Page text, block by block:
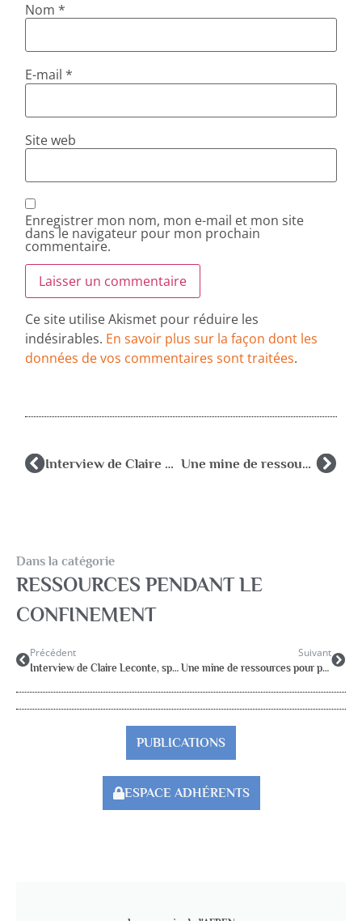
Nom*
E-mail*
Site web
Enregistrer mon nom, mon e-mail et mon site
dans le navigateur pour mon prochain
commentaire.
Ce site utilise Akismet pour réduire les
indésirables. En savoir plus sur la façon dont les
données de vos commentaires sont traitées.
Interview de Claire Leconte, spécialiste des rythmes de l’enfant et de l’adolescent Une mine de ressources pour professionnels et parents sur la plateforme Enfance & COVID
Dans la catégorie
RESSOURCES PENDANT LE
CONFINEMENT
Précédent
Interview de Claire Leconte, spécialiste des rythmes de l’enfant et de l’adolescent
Suivant
Une mine de ressources pour professionnels et parents sur la plateforme Enfance & COVID
PUBLICATIONS
ESPACE ADHÉRENTS